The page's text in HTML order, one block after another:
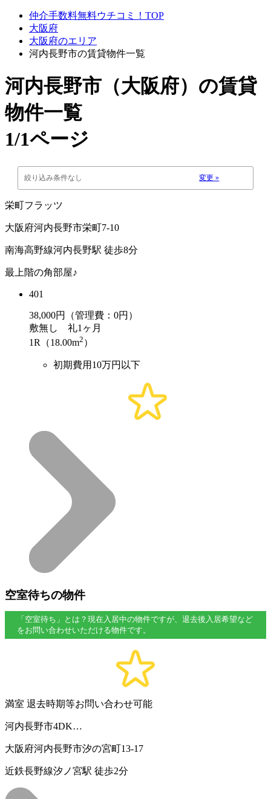
仲介手数料無料ウチコミ！TOP
大阪府
大阪府のエリア
河内長野市の賃貸物件一覧
河内長野市（大阪府） の賃貸
物件一覧
1/1ページ
絞り込み条件なし 変更 »
栄町フラッツ
大阪府河内長野市栄町7-10
南海高野線河内長野駅 徒歩8分
最上階の角部屋♪
401
38,000円（管理費：0円）
敷無し 礼1ヶ月
1R（18.00m2 ）
初期費用10万円以下
空室待ちの物件
「空室待ち」とは？現在入居中の物件ですが、退去後入居希望など
をお問い合わせいただける物件です。
満室 退去時期等お問い合わせ可能
河内長野市4DK…
大阪府河内長野市汐の宮町13-17
近鉄長野線汐ノ宮駅 徒歩2分